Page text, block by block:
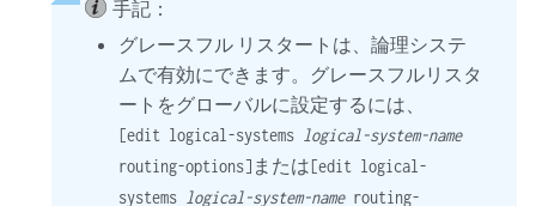
手記：
グレースフル リスタートは、論理システ
ムで有効にできます。グレースフルリスタ
ートをグローバルに設定するには、
[edit logical-systems logical-system-name
routing-options] または[edit logical-
systems logical-system-namerouting-